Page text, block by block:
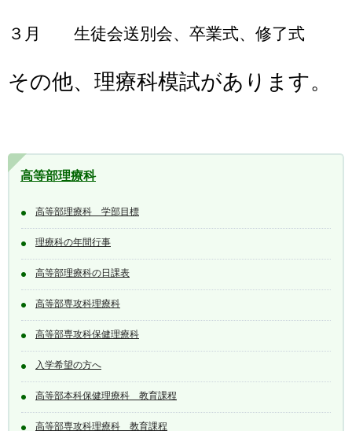
３月 生徒会送別会、卒業式、修了式
その他、理療科模試があります。
高等部理療科
高等部理療科 学部目標
理療科の年間行事
高等部理療科の日課表
高等部専攻科理療科
高等部専攻科保健理療科
入学希望の方へ
高等部本科保健理療科 教育課程
高等部専攻科理療科 教育課程